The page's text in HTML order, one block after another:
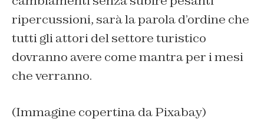
ripercussioni, sarà la parola d’ordine che
tutti gli attori del settore turistico
dovranno avere come mantra per i mesi
che verranno.
(Immagine copertina da Pixabay)